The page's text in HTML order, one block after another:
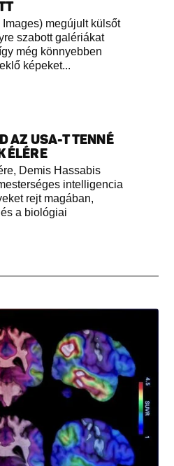
megújult külsőt
szabott galériákat
még könnyebben
képeket...
AZ USA-T TENNÉ
ÉLÉRE
Demis Hassabis
intelligencia
rejt magában,
a biológiai